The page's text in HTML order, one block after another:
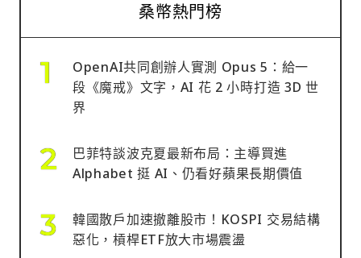
桑幣熱門榜
OpenAI共同創辦人實測 Opus 5：給一
段《魔戒》文字，AI 花 2 小時打造 3D 世
界
巴菲特談波克夏最新布局：主導買進
Alphabet 挺 AI、仍看好蘋果長期價值
韓國散戶加速撤離股市！KOSPI 交易結構
惡化，槓桿ETF放大市場震盪